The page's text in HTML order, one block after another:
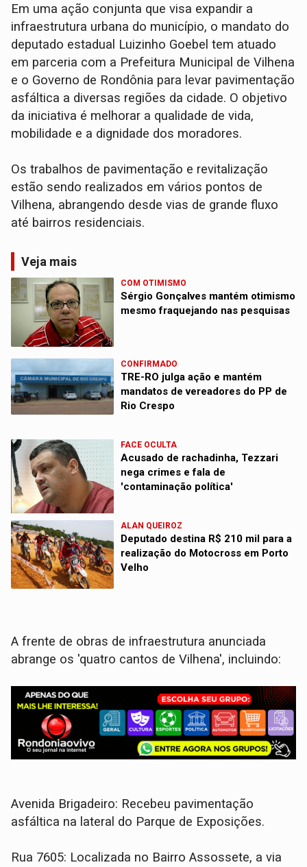
Em uma ação conjunta que visa expandir a
infraestrutura urbana do município, o mandato do
deputado estadual Luizinho Goebel tem atuado
em parceria com a Prefeitura Municipal de Vilhena
e o Governo de Rondônia para levar pavimentação
asfáltica a diversas regiões da cidade. O objetivo
da iniciativa é melhorar a qualidade de vida,
mobilidade e a dignidade dos moradores.
Os trabalhos de pavimentação e revitalização
estão sendo realizados em vários pontos de
Vilhena, abrangendo desde vias de grande fluxo
até bairros residenciais.
Veja mais
COM OTIMISMO
Sérgio Gonçalves mantém otimismo
mesmo fraquejando nas pesquisas
CONFIRMADO
TRE-RO julga ação e mantém
mandatos de vereadores do PP de
Rio Crespo
FACE OCULTA
Acusado de rachadinha, Tezzari
nega crimes e fala de
'contaminação política'
ALAN QUEIROZ
Deputado destina R$ 210 mil para a
realização do Motocross em Porto
Velho
A frente de obras de infraestrutura anunciada
abrange os 'quatro cantos de Vilhena', incluindo:
Avenida Brigadeiro: Recebeu pavimentação
asfáltica na lateral do Parque de Exposições.
Rua 7605: Localizada no Bairro Assossete, a via